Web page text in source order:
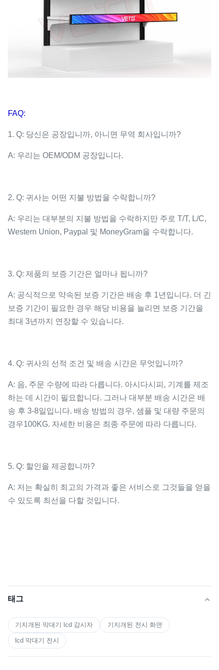
FAQ:
1. Q: 당신은 공장입니까, 아니면 무역 회사입니까?
A: 우리는 OEM/ODM 공장입니다.
2. Q: 귀사는 어떤 지불 방법을 수락합니까?
A: 우리는 대부분의 지불 방법을 수락하지만 주로 T/T, L/C,
Western Union, Paypal 및 MoneyGram을 수락합니다.
3. Q: 제품의 보증 기간은 얼마나 됩니까?
A: 공식적으로 약속된 보증 기간은 배송 후 1년입니다. 더 긴
보증 기간이 필요한 경우 해당 비용을 늘리면 보증 기간을
최대 3년까지 연장할 수 있습니다.
4. Q: 귀사의 선적 조건 및 배송 시간은 무엇입니까?
A: 음, 주문 수량에 따라 다릅니다. 아시다시피, 기계를 제조
하는 데 시간이 필요합니다. 그러나 대부분 배송 시간은 배
송 후 3-8일입니다. 배송 방법의 경우, 샘플 및 대량 주문의
경우100KG. 자세한 비용은 최종 주문에 따라 다릅니다.
5. Q: 할인을 제공합니까?
A: 저는 확실히 최고의 가격과 좋은 서비스로 그것들을 얻을
수 있도록 최선을 다할 것입니다.
태그
기지개된 막대기 lcd 감시자 기지개된 전시 화면
lcd 막대기 전시